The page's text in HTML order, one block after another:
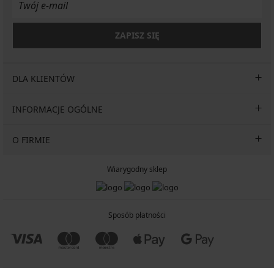
ZAPISZ SIĘ
DLA KLIENTÓW
INFORMACJE OGÓLNE
O FIRMIE
Wiarygodny sklep
Sposób płatności